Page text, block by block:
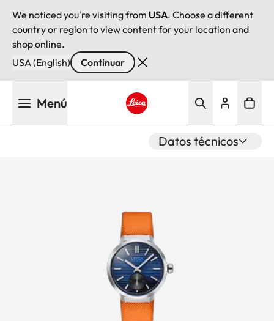
We noticed you're visiting from USA. Choose a different
country or region to view content for your location and
shop online.
USA (English)
Continuar
Menú
Datos técnicos